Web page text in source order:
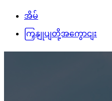
အိမ်
ကြှနျုပျတို့အကွောငျး